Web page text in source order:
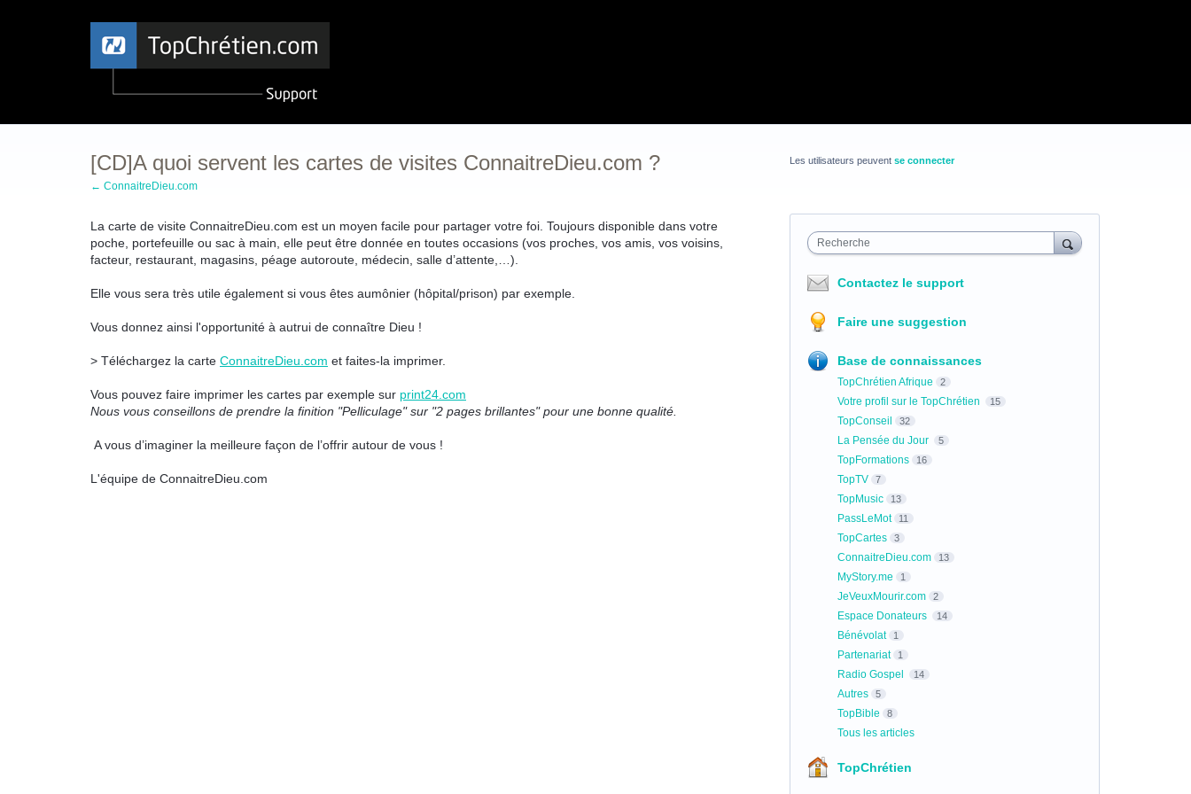
[CD]A quoi servent les cartes de visites ConnaitreDieu.com ?
← ConnaitreDieu.com
La carte de visite ConnaitreDieu.com est un moyen facile pour partager votre foi. Toujours disponible dans votre
poche, portefeuille ou sac à main, elle peut être donnée en toutes occasions (vos proches, vos amis, vos voisins,
facteur, restaurant, magasins, péage autoroute, médecin, salle d’attente,…).
Elle vous sera très utile également si vous êtes aumônier (hôpital/prison) par exemple.
Vous donnez ainsi l'opportunité à autrui de connaître Dieu !
> Téléchargez la carte ConnaitreDieu.com et faites-la imprimer.
Vous pouvez faire imprimer les cartes par exemple sur print24.com
Nous vous conseillons de prendre la finition "Pelliculage" sur "2 pages brillantes" pour une bonne qualité.
A vous d’imaginer la meilleure façon de l’offrir autour de vous !
L'équipe de ConnaitreDieu.com
Les utilisateurs peuvent se connecter
Recherche
Contactez le support
Faire une suggestion
Base de connaissances
TopChrétien Afrique 2
Votre profil sur le TopChrétien 15
TopConseil 32
La Pensée du Jour 5
TopFormations 16
TopTV 7
TopMusic 13
PassLeMot 11
TopCartes 3
ConnaitreDieu.com 13
MyStory.me 1
JeVeuxMourir.com 2
Espace Donateurs 14
Bénévolat 1
Partenariat 1
Radio Gospel 14
Autres 5
TopBible 8
Tous les articles
TopChrétien